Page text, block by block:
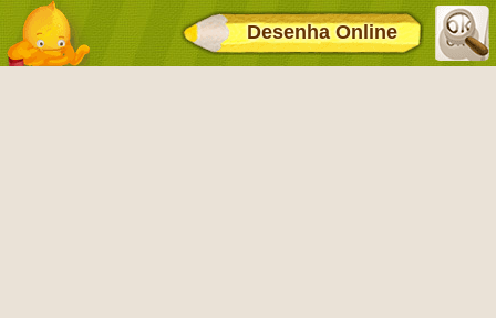
Desenha Online